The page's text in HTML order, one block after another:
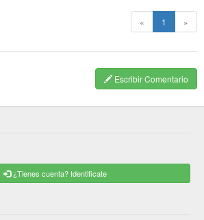
« 1 (current)
»
Escribir Comentario
¿Tienes cuenta? Identificate